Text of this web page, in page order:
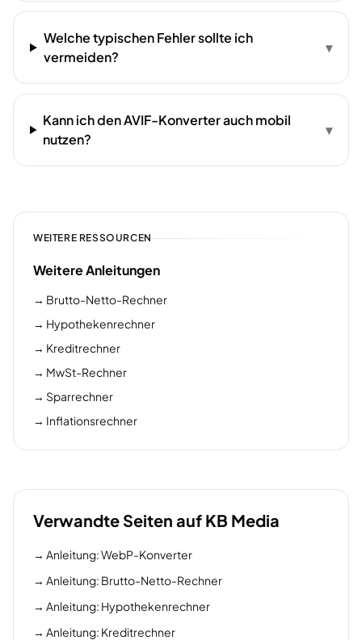
Welche typischen Fehler sollte ich
vermeiden?
▾
Kann ich den AVIF-Konverter auch mobil
nutzen?
▾
WEITERE RESSOURCEN
Weitere Anleitungen
→ Brutto-Netto-Rechner
→ Hypothekenrechner
→ Kreditrechner
→ MwSt-Rechner
→ Sparrechner
→ Inflationsrechner
Verwandte Seiten auf KB Media
→ Anleitung: WebP-Konverter
→ Anleitung: Brutto-Netto-Rechner
→ Anleitung: Hypothekenrechner
→ Anleitung: Kreditrechner